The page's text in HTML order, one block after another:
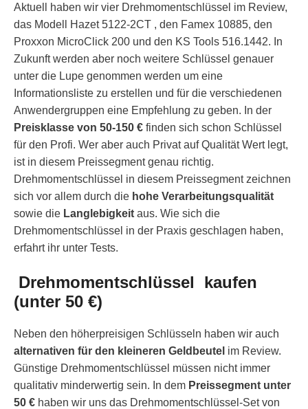
Aktuell haben wir vier Drehmomentschlüssel im Review,
das Modell Hazet 5122-2CT , den Famex 10885, den
Proxxon MicroClick 200 und den KS Tools 516.1442. In
Zukunft werden aber noch weitere Schlüssel genauer
unter die Lupe genommen werden um eine
Informationsliste zu erstellen und für die verschiedenen
Anwendergruppen eine Empfehlung zu geben. In der
Preisklasse von 50-150 € finden sich schon Schlüssel
für den Profi. Wer aber auch Privat auf Qualität Wert legt,
ist in diesem Preissegment genau richtig.
Drehmomentschlüssel in diesem Preissegment zeichnen
sich vor allem durch die hohe Verarbeitungsqualität
sowie die Langlebigkeit aus. Wie sich die
Drehmomentschlüssel in der Praxis geschlagen haben,
erfahrt ihr unter Tests.
Drehmomentschlüssel kaufen
(unter 50 €)
Neben den höherpreisigen Schlüsseln haben wir auch
alternativen für den kleineren Geldbeutel im Review.
Günstige Drehmomentschlüssel müssen nicht immer
qualitativ minderwertig sein. In dem Preissegment unter
50 € haben wir uns das Drehmomentschlüssel-Set von